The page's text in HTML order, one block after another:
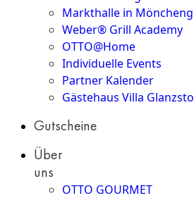
Markthalle in
Weber® Grill Academy
OTTO@Home
Individuelle Events
Partner Kalender
Gästehaus Villa
Gutscheine
Über
uns
OTTO GOURMET